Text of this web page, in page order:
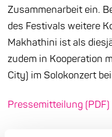
Zusammenarbeit ein.
des Festivals weitere
Makhathini ist als
zudem in Kooperation
City) im Solokonzert
Pressemitteilung (PDF)